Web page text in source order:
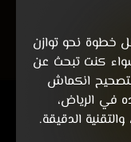
خطوة نحو توازن
كنت تبحث عن
انكماش
في الرياض،
الدقيقة.